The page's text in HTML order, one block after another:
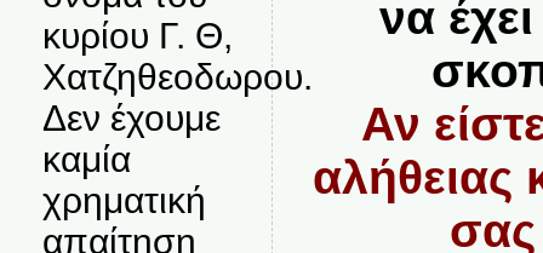
κυρίου Γ. Θ,
Χατζηθεοδωρου.
Δεν έχουμε
καμία
χρηματική
απαίτηση
να
Αν
αλήθειας
σας